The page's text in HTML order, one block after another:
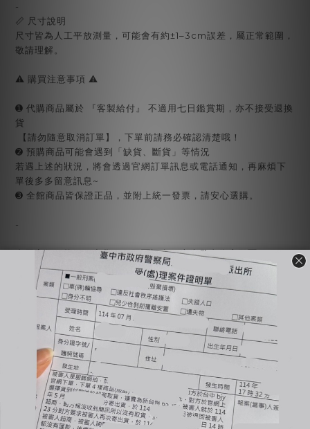
-
📏 尺寸說明
尺寸皆為人工平放測量，可能會有約±1–3cm誤差，屬正常範圍，
敬請理解。
⚠️ 購買注意事項 ⚠️
➊ 代購商品屬於 『客製給付』 不適用七日鑑賞期，亦不接受退換
貨
【請勿隨意取消訂單】，下單前請務必確認清楚哦！
➋ 預購商品可能會遇到「缺貨、斷貨」等情況
若遇上述的狀況，將會透過官網訂單訊息或電話通知，再麻煩下
單後多多留意訊息~
➌ 全館商品皆保證正品，並附上統一發票，請安心選購。
-
🔺國定假日統一不出貨、不回覆訊息（上班日會依序回覆）
🔺全賣場【現貨】1-3工作天出貨，【預購or代購】依賣場備註工
作天出貨
🔺商品有溢膠、小線頭皆為正常現象非瑕疵，完美主義者不要下
單，自行到店面購買
🔺使用貨到付款惡意不取貨一律提告，並加入黑名單
🔺賣場商品可以退換貨，需先與客服確認庫存狀況；原商品外包
裝必須保持完整＆吊牌不能拆剪才能退換貨（退換貨須知請詳售
後小卡）
🔺商品一旦下水任何理由皆不接受退換貨